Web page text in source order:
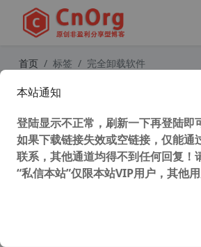
首页 标签 完全卸载软件
件制作工具
本站通知
登陆显示不正常，刷新一下再登陆即
如果下载链接失效或空链接，仅能通
联系，其他通道均得不到任何回复
“私信本站”仅限本站VIP用户，其他